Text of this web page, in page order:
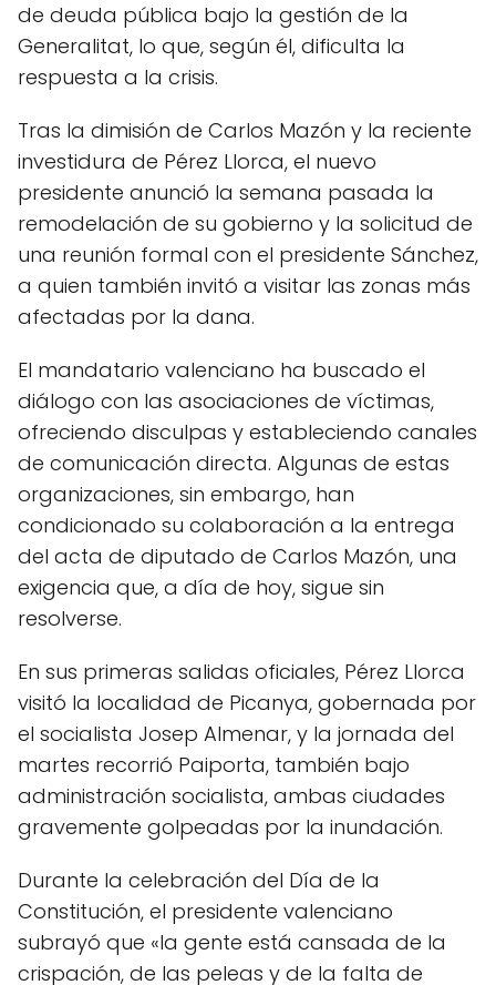
de deuda pública bajo la gestión de la
Generalitat, lo que, según él, dificulta la
respuesta a la crisis.
Tras la dimisión de Carlos Mazón y la reciente
investidura de Pérez Llorca, el nuevo
presidente anunció la semana pasada la
remodelación de su gobierno y la solicitud de
una reunión formal con el presidente Sánchez,
a quien también invitó a visitar las zonas más
afectadas por la dana.
El mandatario valenciano ha buscado el
diálogo con las asociaciones de víctimas,
ofreciendo disculpas y estableciendo canales
de comunicación directa. Algunas de estas
organizaciones, sin embargo, han
condicionado su colaboración a la entrega
del acta de diputado de Carlos Mazón, una
exigencia que, a día de hoy, sigue sin
resolverse.
En sus primeras salidas oficiales, Pérez Llorca
visitó la localidad de Picanya, gobernada por
el socialista Josep Almenar, y la jornada del
martes recorrió Paiporta, también bajo
administración socialista, ambas ciudades
gravemente golpeadas por la inundación.
Durante la celebración del Día de la
Constitución, el presidente valenciano
subrayó que «la gente está cansada de la
crispación, de las peleas y de la falta de